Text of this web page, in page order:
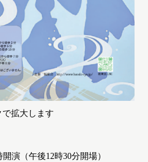
で拡大します
演（午後12時30分開場）